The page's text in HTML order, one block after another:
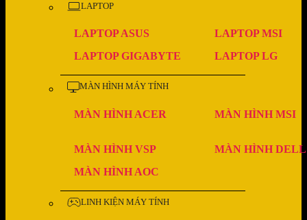
LAPTOP
LAPTOP ASUS
LAPTOP MSI
LAPTOP GIGABYTE
LAPTOP LG
MÀN HÌNH MÁY TÍNH
MÀN HÌNH ACER MÀN HÌNH MSI
MÀN HÌNH VSP
MÀN HÌNH DELL
MÀN HÌNH AOC
LINH KIỆN MÁY TÍNH